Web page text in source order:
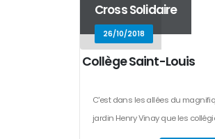
Cross Solidaire
26/10/2018
Collège Saint-Louis
C'est dans les allées du
jardin Henry Vinay que les